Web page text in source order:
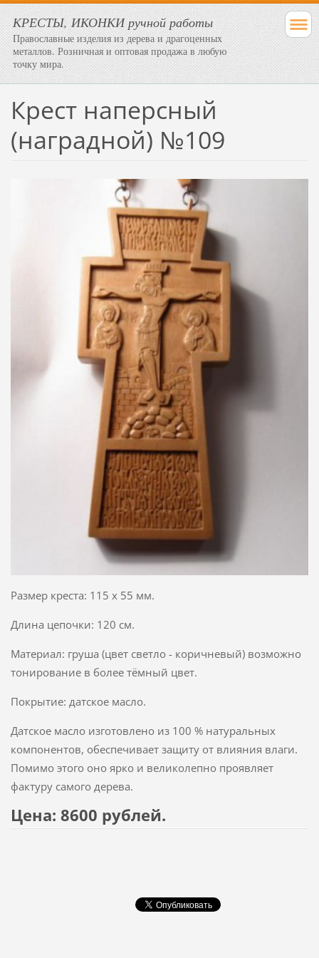
КРЕСТЫ, ИКОНКИ ручной работы
Православные изделия из дерева и драгоценных
металлов. Розничная и оптовая продажа в любую
точку мира.
Крест наперсный
(наградной) №109
Размер креста: 115 х 55 мм.
Длина цепочки: 120 см.
Материал: груша (цвет светло - коричневый) возможно
тонирование в более тёмный цвет.
Покрытие: датское масло.
Датское масло изготовлено из 100 % натуральных
компонентов, обеспечивает защиту от влияния влаги.
Помимо этого оно ярко и великолепно проявляет
фактуру самого дерева.
Цена: 8600 рублей.